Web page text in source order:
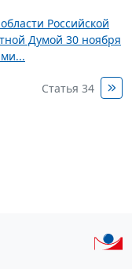
Российской
Думой 30 ноября
Статья 34